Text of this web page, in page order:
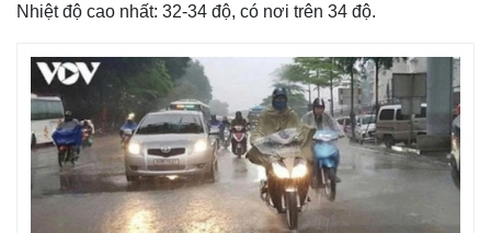
Nhiệt độ cao nhất: 32-34 độ, có nơi trên 34 độ.